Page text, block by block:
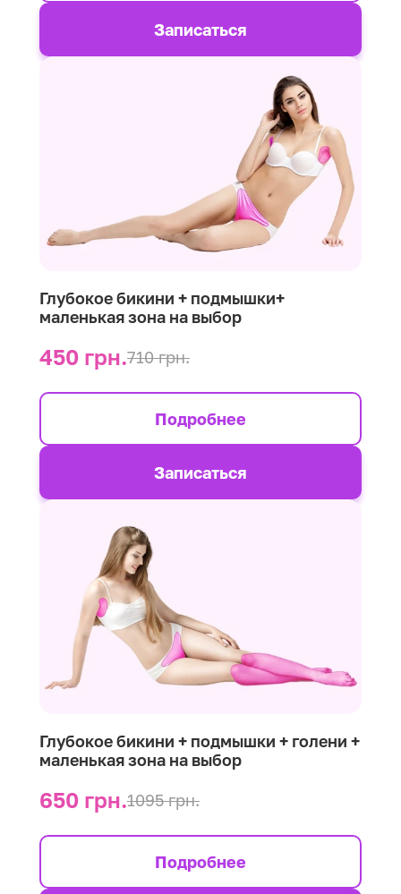
Записаться
Глубокое бикини + подмышки+
маленькая зона на выбор
450 грн.710 грн.
Подробнее
Записаться
Глубокое бикини + подмышки + голени +
маленькая зона на выбор
650 грн.1095 грн.
Подробнее